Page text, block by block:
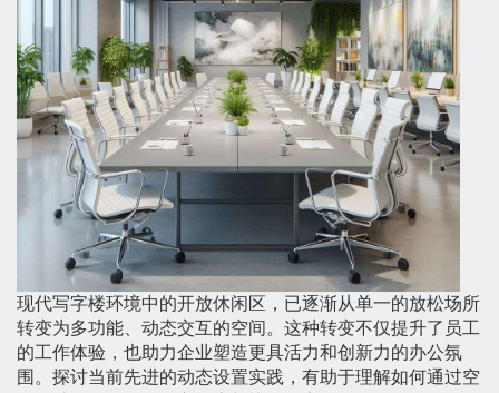
现代写字楼环境中的开放休闲区，已逐渐从单一的放松场所
转变为多功能、动态交互的空间。这种转变不仅提升了员工
的工作体验，也助力企业塑造更具活力和创新力的办公氛
围。探讨当前先进的动态设置实践，有助于理解如何通过空